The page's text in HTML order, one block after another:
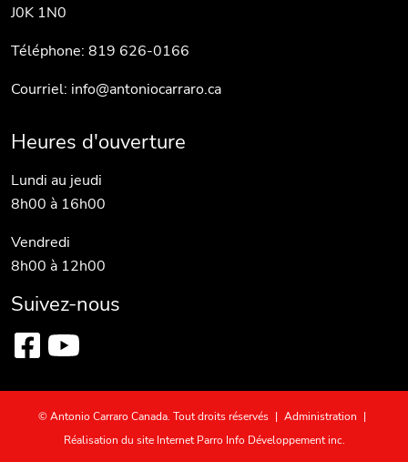
J0K 1N0
Téléphone: 819 626-0166
Courriel: info@antoniocarraro.ca
Heures d'ouverture
Lundi au jeudi
8h00 à 16h00
Vendredi
8h00 à 12h00
Suivez-nous
© Antonio Carraro Canada. Tout droits réservés | Administration |
Réalisation du site Internet Parro Info Développement inc.